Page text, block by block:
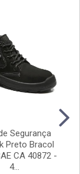
Segurança
Preto Bracol
CA 40872 -
4...